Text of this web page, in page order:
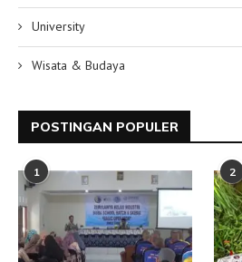
University
Wisata & Budaya
POSTINGAN POPULER
1 2